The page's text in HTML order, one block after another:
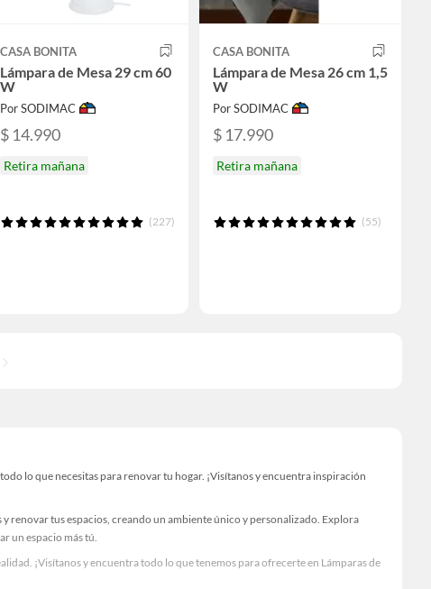
CASA BONITA
Lámpara de Mesa 29 cm 60
W
Por SODIMAC
$ 14.990
Retira mañana
(227)
CASA BONITA
Lámpara de Mesa 26 cm 1,5
W
Por SODIMAC
$ 17.990
Retira mañana
(55)
lo que necesitas para renovar tu hogar. ¡Visítanos y encuentra inspiración
renovar tus espacios, creando un ambiente único y personalizado. Explora
un espacio más tú.
¡Visítanos y encuentra todo lo que tenemos para ofrecerte en Lámparas de